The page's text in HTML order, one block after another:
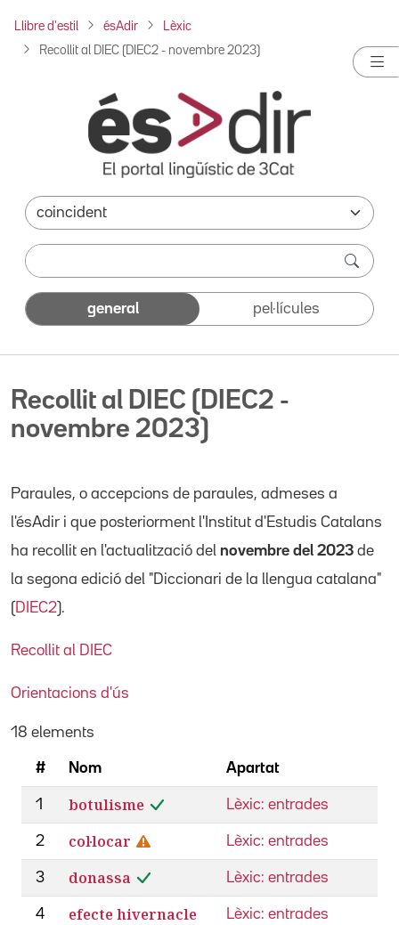
Llibre d'estil ésAdir Lèxic
Recollit al DIEC (DIEC2 - novembre 2023)
general pel·lícules
Recollit al DIEC (DIEC2 -
novembre 2023)
Paraules, o accepcions de paraules, admeses a
l'ésAdir i que posteriorment l'Institut d'Estudis Catalans
ha recollit en l'actualització del novembre del 2023 de
la segona edició del "Diccionari de la llengua catalana"
( DIEC2).
Recollit al DIEC
Orientacions d'ús
18 elements
# Nom Apartat
1 botulisme Lèxic: entrades
2 col·locar Lèxic: entrades
3 donassa Lèxic: entrades
4 efecte hivernacle Lèxic: entrades